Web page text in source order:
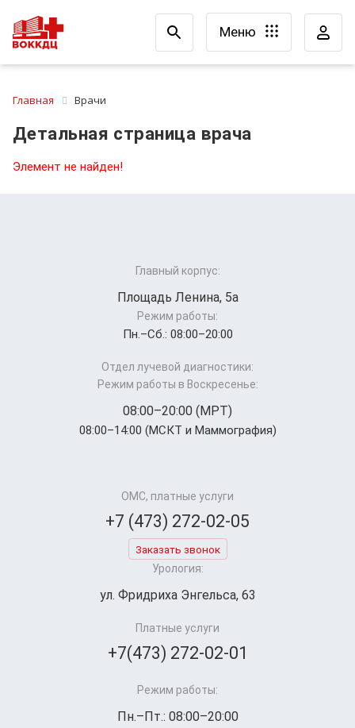
Меню
Главная Врачи
Детальная страница врача
Элемент не найден!
Главный корпус:
Площадь Ленина, 5а
Режим работы:
Пн.–Cб.: 08:00–20:00
Отдел лучевой диагностики:
Режим работы в Воскресенье:
08:00–20:00 (МРТ)
08:00–14:00 (МСКТ и Маммография)
ОМС, платные услуги
+7 (473) 272-02-05
Заказать звонок
Урология:
ул. Фридриха Энгельса, 63
Платные услуги
+7(473) 272-02-01
Режим работы:
Пн.–Пт.: 08:00–20:00